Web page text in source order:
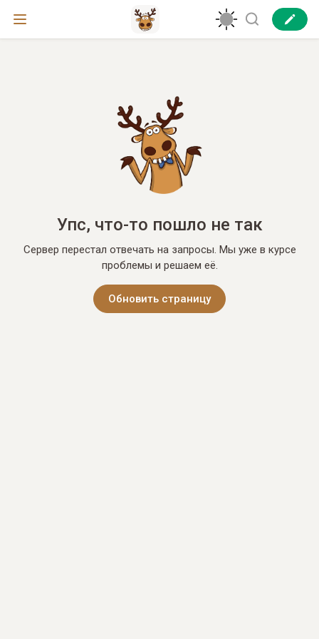
Упс, что-то пошло не так
Сервер перестал отвечать на запросы. Мы уже в курсе
проблемы и решаем её.
Обновить страницу